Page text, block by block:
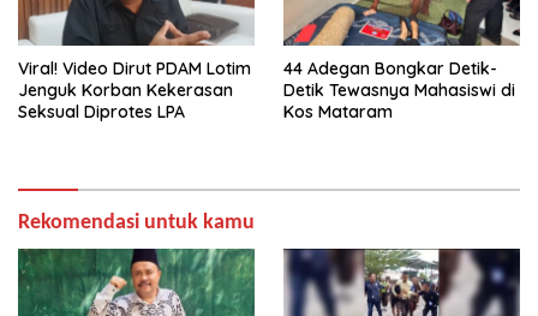
Viral! Video Dirut PDAM Lotim
Jenguk Korban Kekerasan
Seksual Diprotes LPA
44 Adegan Bongkar Detik-
Detik Tewasnya Mahasiswi di
Kos Mataram
Rekomendasi untuk kamu